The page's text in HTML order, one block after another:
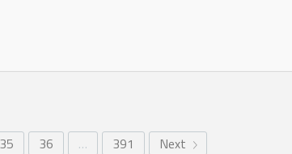
35 36 … 391 Next